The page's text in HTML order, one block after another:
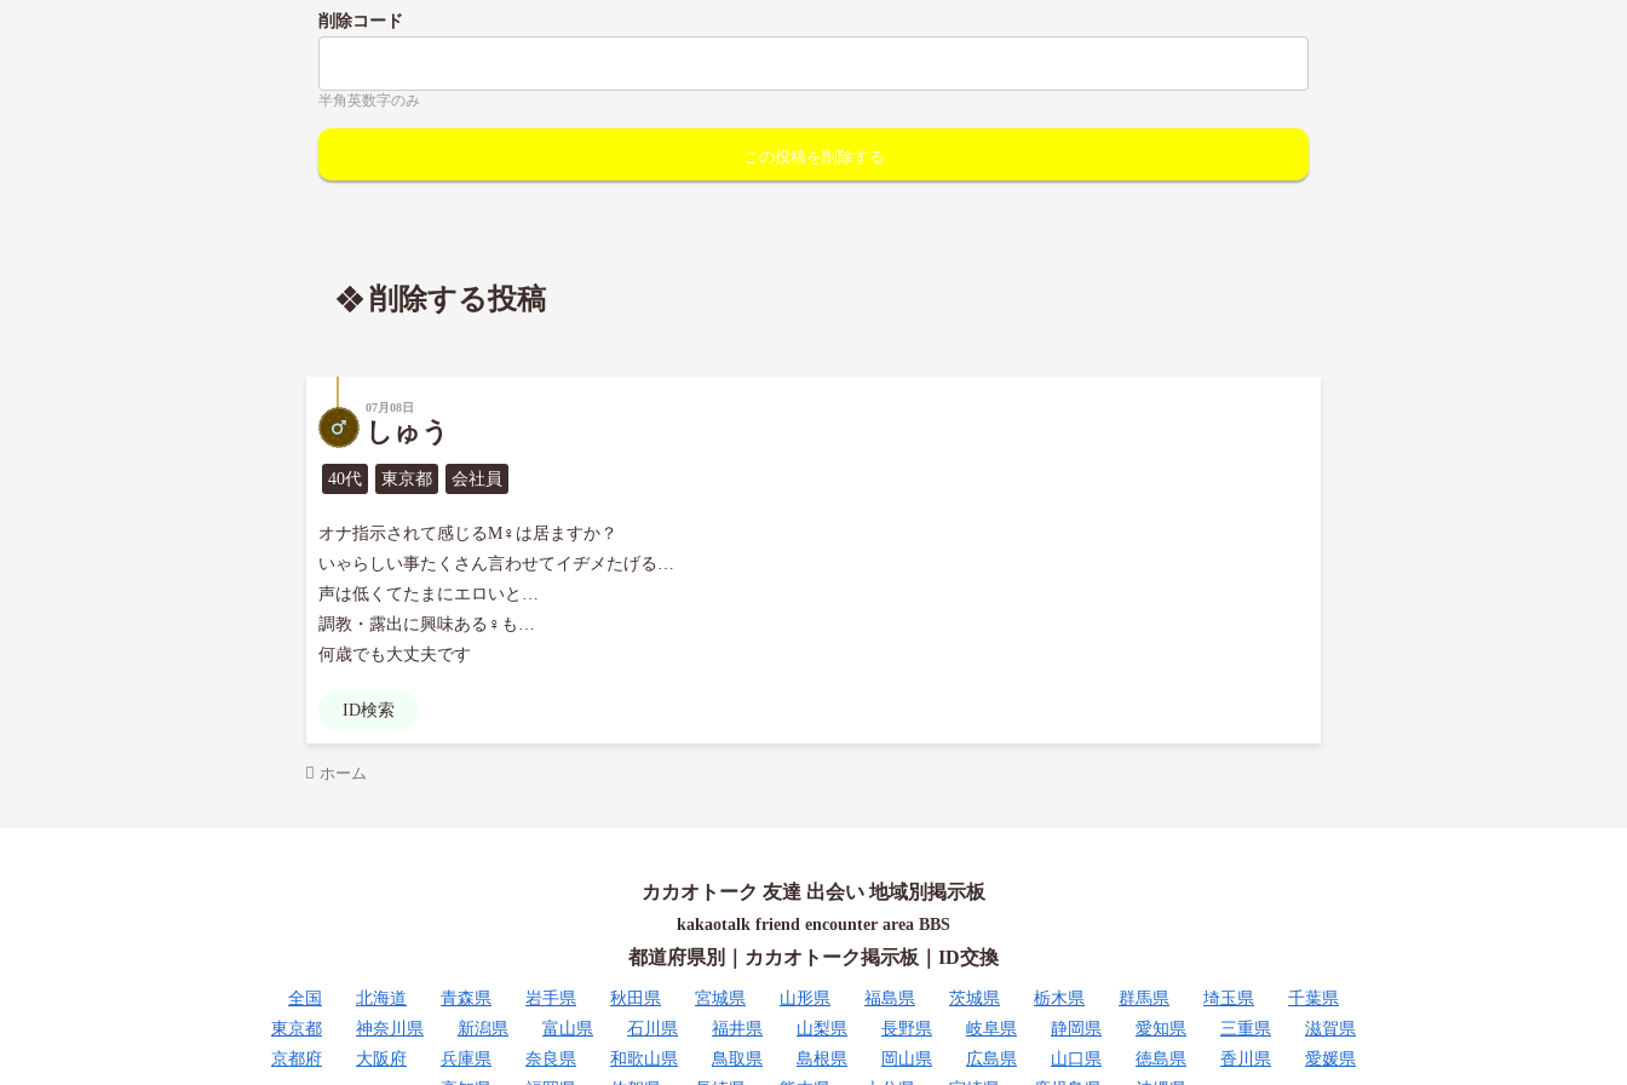
削除コード
半角英数字のみ
削除する投稿
07月08日
しゅう
40代 東京都 会社員
オナ指示されて感じるM♀は居ますか？
いゃらしい事たくさん言わせてイヂメたげる…
声は低くてたまにエロいと…
調教・露出に興味ある♀も…
何歳でも大丈夫です
ID検索
ホーム
カカオトーク 友達 出会い 地域別掲示板
kakaotalk friend encounter area BBS
都道府県別｜カカオトーク掲示板｜ID交換
全国 北海道 青森県 岩手県 秋田県 宮城県 山形県 福島県 茨城県 栃木県 群馬県 埼玉県
千葉県
東京都
神奈川県 新潟県 富山県 石川県 福井県 山梨県 長野県 岐阜県 静岡県 愛知県 三重県
滋賀県
京都府
大阪府 兵庫県 奈良県 和歌山県 鳥取県 島根県 岡山県 広島県 山口県 徳島県 香川県
愛媛県